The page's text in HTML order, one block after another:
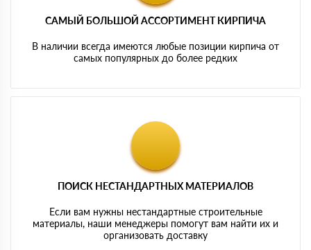
САМЫЙ БОЛЬШОЙ АССОРТИМЕНТ КИРПИЧА
В наличии всегда имеются любые позиции кирпича от
самых популярных до более редких
ПОИСК НЕСТАНДАРТНЫХ МАТЕРИАЛОВ
Если вам нужны нестандартные строительные
материалы, наши менеджеры помогут вам найти их и
организовать доставку